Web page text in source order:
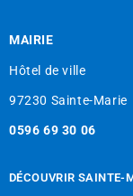
MAIRIE
Hôtel de ville
97230 Sainte-Marie
0596 69 30 06
DÉCOUVRIR SAINTE-